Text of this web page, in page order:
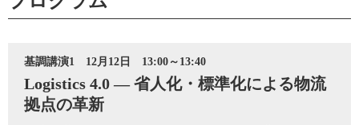
基調講演1 12月12日 13:00～13:40
Logistics 4.0 ― 省人化・標準化による物流
拠点の革新